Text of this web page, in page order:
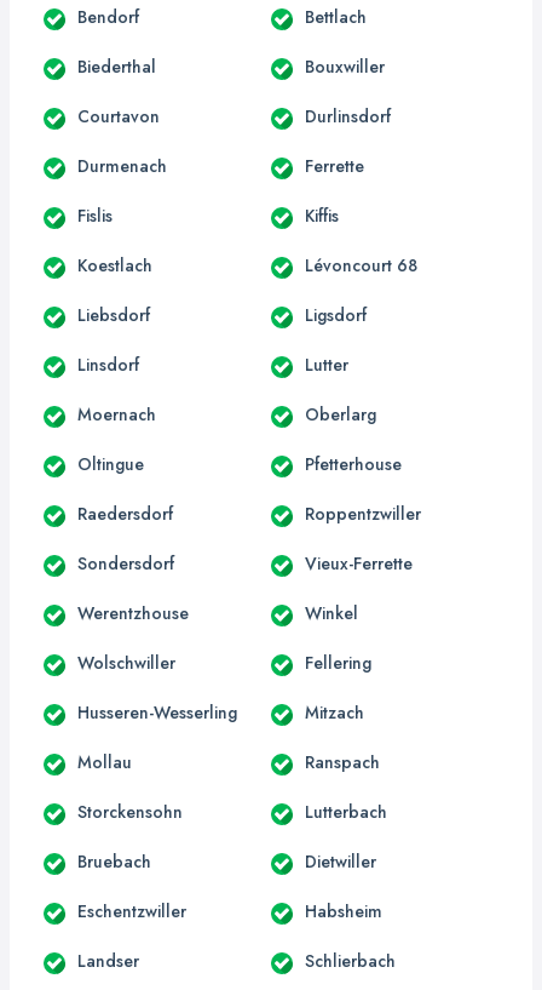
Bendorf Bettlach
Biederthal Bouxwiller
Courtavon Durlinsdorf
Durmenach Ferrette
Fislis Kiffis
Koestlach Lévoncourt 68
Liebsdorf Ligsdorf
Linsdorf Lutter
Moernach Oberlarg
Oltingue Pfetterhouse
Raedersdorf Roppentzwiller
Sondersdorf Vieux-Ferrette
Werentzhouse Winkel
Wolschwiller Fellering
Husseren-Wesserling Mitzach
Mollau Ranspach
Storckensohn Lutterbach
Bruebach Dietwiller
Eschentzwiller Habsheim
Landser Schlierbach